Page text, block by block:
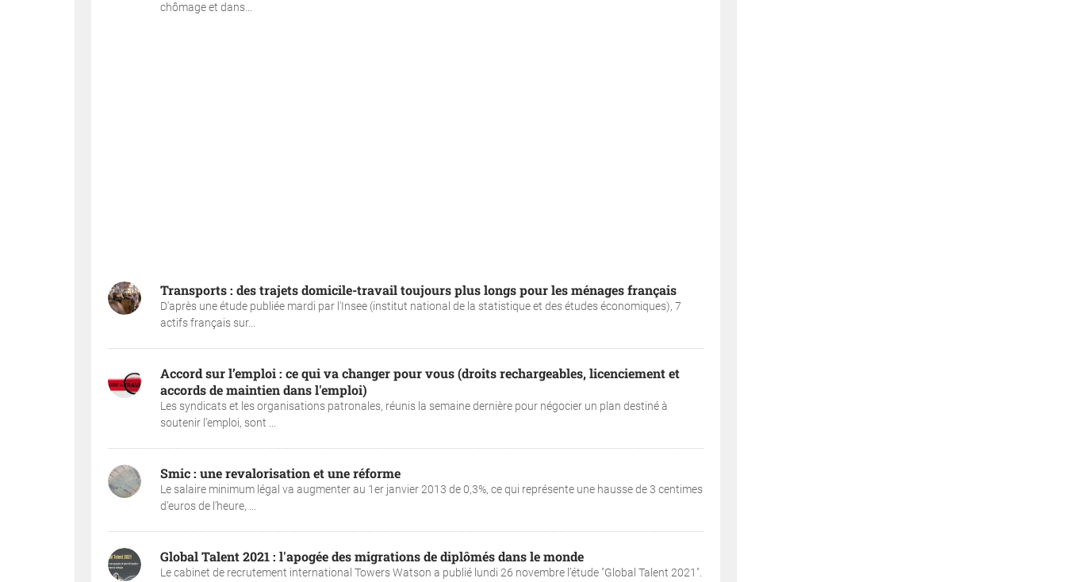
chômage et dans...
Transports : des trajets domicile-travail toujours plus longs pour les ménages français
D'après une étude publiée mardi par l'Insee (institut national de la statistique et des études économiques), 7
actifs français sur...
Accord sur l’emploi : ce qui va changer pour vous (droits rechargeables, licenciement et
accords de maintien dans l'emploi)
Les syndicats et les organisations patronales, réunis la semaine dernière pour négocier un plan destiné à
soutenir l’emploi, sont ...
Smic : une revalorisation et une réforme
Le salaire minimum légal va augmenter au 1er janvier 2013 de 0,3%, ce qui représente une hausse de 3 centimes
d’euros de l’heure, ...
Global Talent 2021 : l'apogée des migrations de diplômés dans le monde
Le cabinet de recrutement international Towers Watson a publié lundi 26 novembre l’étude "Global Talent 2021".